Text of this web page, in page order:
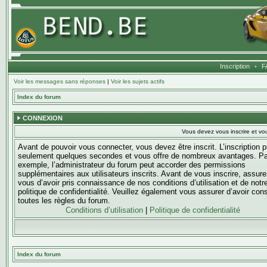
Inscription •
Voir les messages sans réponses | Voir les sujets actifs
Index du forum
CONNEXION
Vous devez vous inscrire et
Avant de pouvoir vous connecter, vous devez être inscrit. L’inscription
seulement quelques secondes et vous offre de nombreux avantages.
exemple, l’administrateur du forum peut accorder des permissions
supplémentaires aux utilisateurs inscrits. Avant de vous inscrire,
vous d’avoir pris connaissance de nos conditions d’utilisation et de
politique de confidentialité. Veuillez également vous assurer d’avoir
toutes les règles du forum.
Conditions d’utilisation
Politique de confidentialité
Index du forum